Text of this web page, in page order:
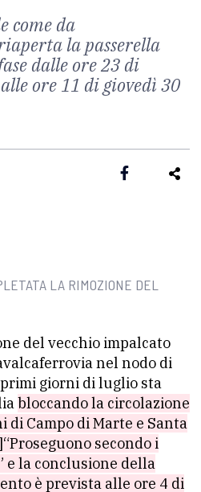
come da
la passerella
dalle ore 23 di
ore 11 di giovedì 30
LA RIMOZIONE DEL
del vecchio impalcato
nel nodo di
giorni di luglio sta
bloccando la circolazione
Campo di Marte e Santa
secondo i
e la conclusione della
è prevista alle ore 4 di